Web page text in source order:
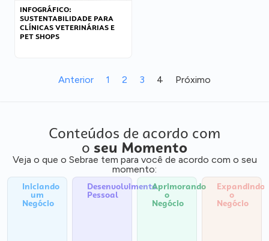
INFOGRÁFICO:
SUSTENTABILIDADE PARA
CLÍNICAS VETERINÁRIAS E
PET SHOPS
Anterior 1 2 3 4 Próximo
Conteúdos de acordo com
o seu Momento
Veja o que o Sebrae tem para você de acordo com o seu
momento:
Iniciando
um
Negócio
Desenvolvimento
Pessoal
Aprimorando
o
Negócio
Expandindo
o
Negócio